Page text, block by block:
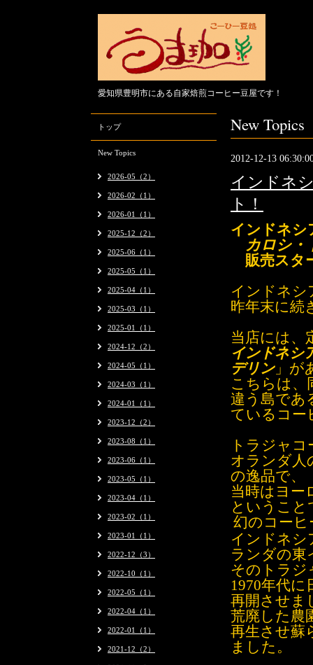
愛知県豊明市にある自家焙煎コーヒー豆屋です！
New Topics
2012-12-13
インドネ
ト！
インドネ
カロシ・
販売スタ
インドネシ
昨年末に続
当店には、
インドネシ
デリン」が
こちらは、
違う島であ
ているコー
トラジャ
オランダ人
の逸品で、
当時はヨー
ということ
幻のコーヒ
インドネシ
ランダの東
そのトラジ
1970年代に
再開させま
荒廃した農
再生させ蘇
ました。
トップ
New Topics
2026-05（2）
2026-02（1）
2026-01（1）
2025-12（2）
2025-06（1）
2025-05（1）
2025-04（1）
2025-03（1）
2025-01（1）
2024-12（2）
2024-05（1）
2024-03（1）
2024-01（1）
2023-12（2）
2023-08（1）
2023-06（1）
2023-05（1）
2023-04（1）
2023-02（1）
2023-01（1）
2022-12（3）
2022-10（1）
2022-05（1）
2022-04（1）
2022-01（1）
2021-12（2）